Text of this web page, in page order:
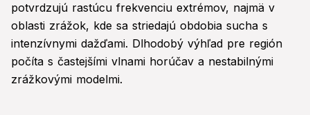
potvrdzujú rastúcu frekvenciu extrémov, najmä v
oblasti zrážok, kde sa striedajú obdobia sucha s
intenzívnymi dažďami. Dlhodobý výhľad pre región
počíta s častejšími vlnami horúčav a nestabilnými
zrážkovými modelmi.